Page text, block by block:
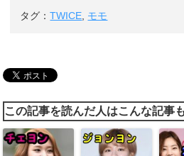
タグ：TWICE モモ
この記事を読んだ人はこんな記事